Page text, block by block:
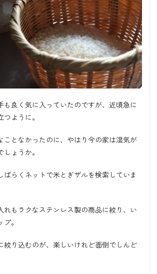
も良く気に入っていたのですが、近頃急に
ように。
ことなかったのに、やはり今の家は湿気が
ょうか。
ばらくネットで米とぎザルを検索していま
れもラクなステンレス製の商品に絞り、い
。
絞り込むのが、楽しいけれど面倒でしんど